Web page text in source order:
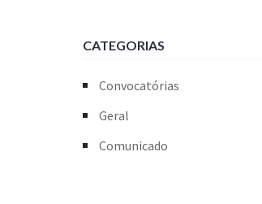
CATEGORIAS
Convocatórias
Geral
Comunicado